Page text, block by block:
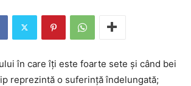
în care îți este foarte sete și când bei
reprezintă o suferință îndelungată;